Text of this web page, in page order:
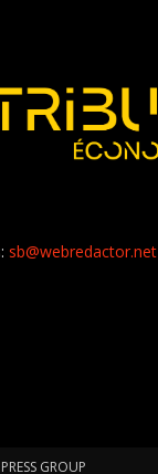
sb@webredactor.net
GROUP